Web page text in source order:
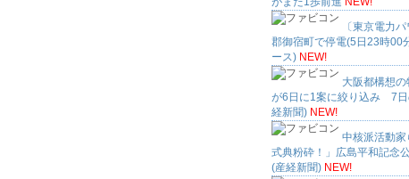
〔東京電力
郡御宿町で停電(5日23時00
ース) NEW!
大阪都構想
が6日に1案に絞り込み 7日
経新聞) NEW!
中核派活動家
式典粉砕！」広島平和記念
(産経新聞) NEW!